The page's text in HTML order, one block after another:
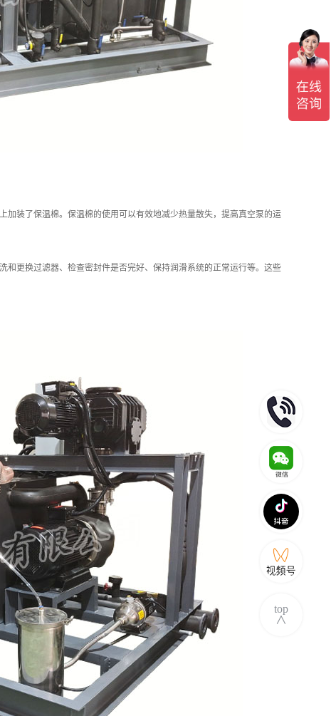
加装了保温棉。保温棉的使用可以有效地减少热量散失，提高真空泵的运
和更换过滤器、检查密封件是否完好、保持润滑系统的正常运行等。这些
top
∧